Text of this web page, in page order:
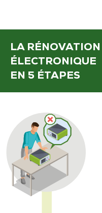
LA RÉNOVATION
ÉLECTRONIQUE
EN 5 ÉTAPES